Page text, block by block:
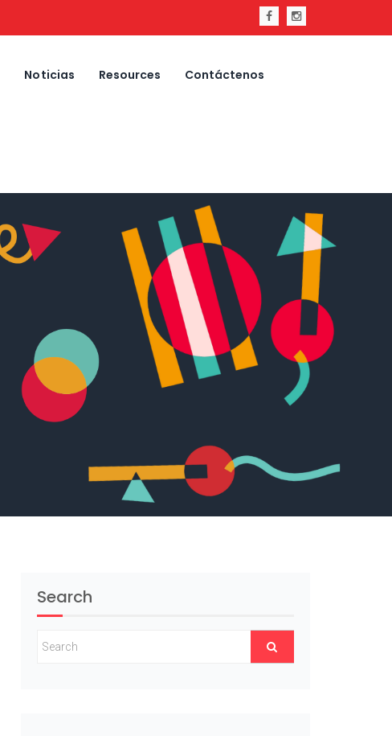
Noticias Resources Contáctenos
Search